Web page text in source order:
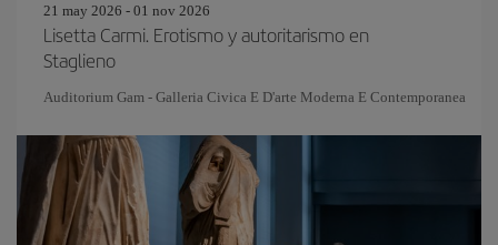
21 may 2026 - 01 nov 2026
Lisetta Carmi. Erotismo y autoritarismo en
Staglieno
Auditorium Gam - Galleria Civica E D'arte Moderna E Contemporanea